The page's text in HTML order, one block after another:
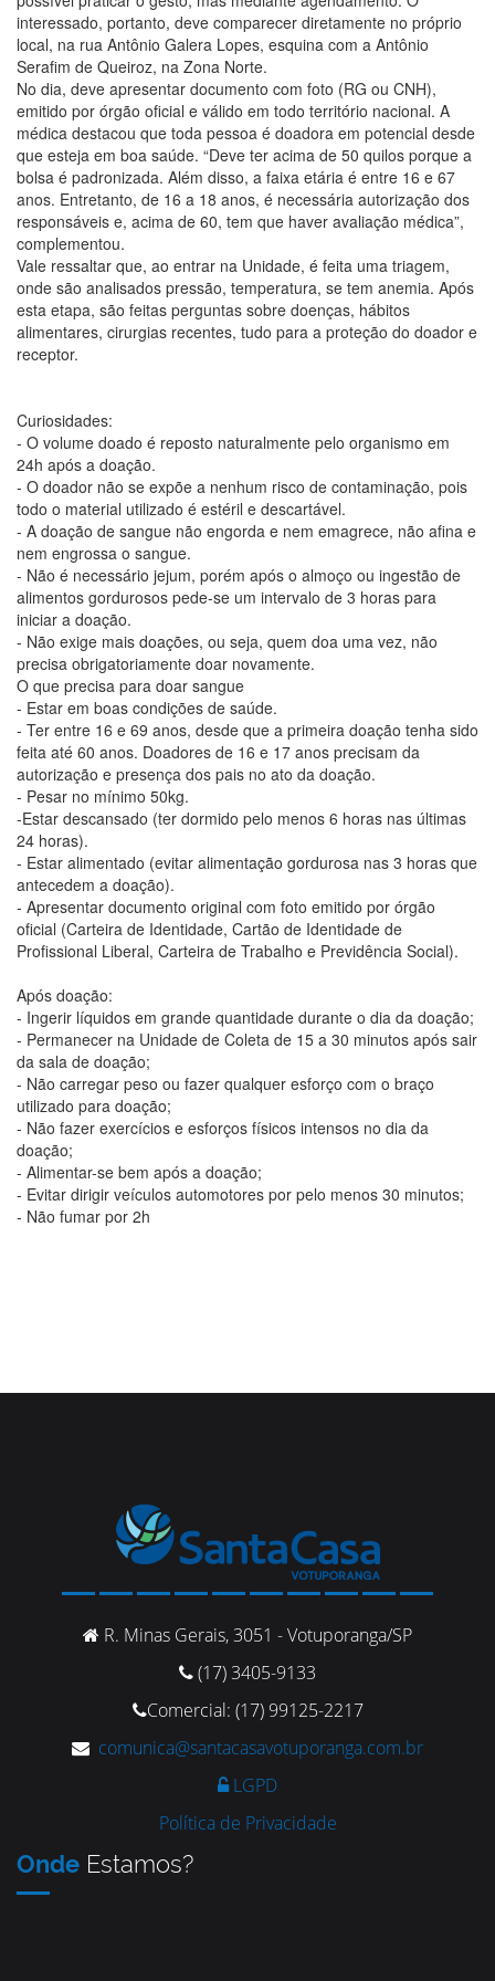
interessado, portanto, deve comparecer diretamente no próprio
local, na rua Antônio Galera Lopes, esquina com a Antônio
Serafim de Queiroz, na Zona Norte.
No dia, deve apresentar documento com foto (RG ou CNH),
emitido por órgão oficial e válido em todo território nacional. A
médica destacou que toda pessoa é doadora em potencial desde
que esteja em boa saúde. “Deve ter acima de 50 quilos porque a
bolsa é padronizada. Além disso, a faixa etária é entre 16 e 67
anos. Entretanto, de 16 a 18 anos, é necessária autorização dos
responsáveis e, acima de 60, tem que haver avaliação médica”,
complementou.
Vale ressaltar que, ao entrar na Unidade, é feita uma triagem,
onde são analisados pressão, temperatura, se tem anemia. Após
esta etapa, são feitas perguntas sobre doenças, hábitos
alimentares, cirurgias recentes, tudo para a proteção do doador e
receptor.
Curiosidades:
- O volume doado é reposto naturalmente pelo organismo em
24h após a doação.
- O doador não se expõe a nenhum risco de contaminação, pois
todo o material utilizado é estéril e descartável.
- A doação de sangue não engorda e nem emagrece, não afina e
nem engrossa o sangue.
- Não é necessário jejum, porém após o almoço ou ingestão de
alimentos gordurosos pede-se um intervalo de 3 horas para
iniciar a doação.
- Não exige mais doações, ou seja, quem doa uma vez, não
precisa obrigatoriamente doar novamente.
O que precisa para doar sangue
- Estar em boas condições de saúde.
- Ter entre 16 e 69 anos, desde que a primeira doação tenha sido
feita até 60 anos. Doadores de 16 e 17 anos precisam da
autorização e presença dos pais no ato da doação.
- Pesar no mínimo 50kg.
-Estar descansado (ter dormido pelo menos 6 horas nas últimas
24 horas).
- Estar alimentado (evitar alimentação gordurosa nas 3 horas que
antecedem a doação).
- Apresentar documento original com foto emitido por órgão
oficial (Carteira de Identidade, Cartão de Identidade de
Profissional Liberal, Carteira de Trabalho e Previdência Social).
Após doação:
- Ingerir líquidos em grande quantidade durante o dia da doação;
- Permanecer na Unidade de Coleta de 15 a 30 minutos após sair
da sala de doação;
- Não carregar peso ou fazer qualquer esforço com o braço
utilizado para doação;
- Não fazer exercícios e esforços físicos intensos no dia da
doação;
- Alimentar-se bem após a doação;
- Evitar dirigir veículos automotores por pelo menos 30 minutos;
- Não fumar por 2h
R. Minas Gerais, 3051 - Votuporanga/SP
(17) 3405-9133
Comercial: (17) 99125-2217
comunica@santacasavotuporanga.com.br
LGPD
Política de Privacidade
Onde Estamos?